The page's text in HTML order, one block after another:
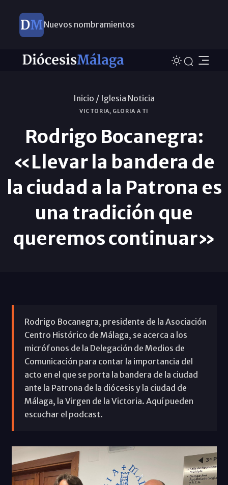
Nuevos nombramientos
Inicio / Iglesia Noticia
VICTORIA, GLORIA A TI
Rodrigo Bocanegra:
«Llevar la bandera de
la ciudad a la Patrona es
una tradición que
queremos continuar»
Rodrigo Bocanegra, presidente de la Asociación
Centro Histórico de Málaga, se acerca a los
micrófonos de la Delegación de Medios de
Comunicación para contar la importancia del
acto en el que se porta la bandera de la ciudad
ante la Patrona de la diócesis y la ciudad de
Málaga, la Virgen de la Victoria. Aquí pueden
escuchar el podcast.